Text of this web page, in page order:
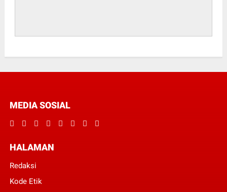
MEDIA SOSIAL
HALAMAN
Redaksi
Kode Etik